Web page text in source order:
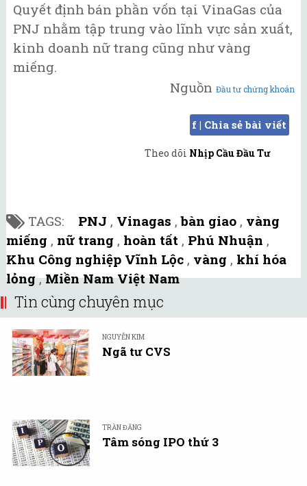
Quyết định bán phần vốn tại VinaGas của
PNJ nhằm tập trung vào lĩnh vực sản xuất,
kinh doanh nữ trang cũng như vàng
miếng.
Nguồn Đầu tư chứng khoán
f | Chia sẻ bài viết
Theo dõi Nhịp Cầu Đầu Tư
TAGS: PNJ , Vinagas ,bàn giao , vàng
miếng , nữ trang , hoàn tất , Phú Nhuận ,
Khu Công nghiệp Vĩnh Lộc , vàng , khí hóa
lỏng,Miền Nam Việt Nam
Tin cùng chuyên mục
NGUYỄN KIM
Ngã tư CVS
TRẦN ĐĂNG
Tâm sóng IPO thứ 3